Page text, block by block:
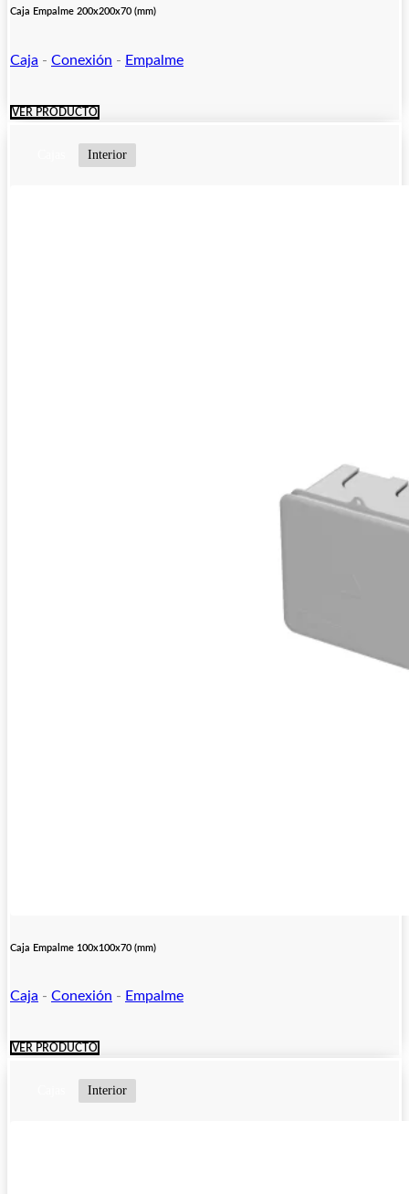
Caja Empalme 200x200x70 (mm)
Caja - Conexión - Empalme
VER PRODUCTO
Interior
Caja Empalme 100x100x70 (mm)
Caja - Conexión - Empalme
VER PRODUCTO
Interior